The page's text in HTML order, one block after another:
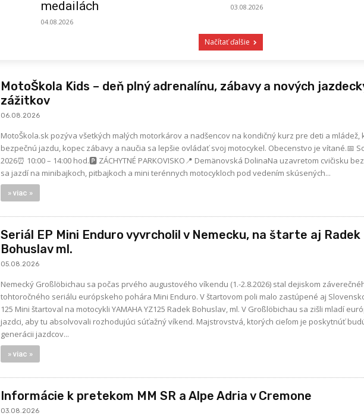
medailách
04.08.2026
03.08.2026
Načítať ďalšie
MotoŠkola Kids – deň plný adrenalínu, zábavy a nových
zážitkov
06.08.2026
MotoŠkola.sk pozýva všetkých malých motorkárov a nadšencov na kondičný kurz pre deti a mládež,
bezpečnú jazdu, kopec zábavy a naučia sa lepšie ovládať svoj motocykel. Obecenstvo je vítané.📅
2026⏰ 10:00 – 14:00 hod.🅿️ ZÁCHYTNÉ PARKOVISKO📍 Demänovská DolinaNa uzavretom cvičisku
sa jazdí na minibajkoch, pitbajkoch a mini terénnych motocykloch pod vedením skúsených...
» viac »
Seriál EP Mini Enduro vyvrcholil v Nemecku, na štarte aj Radek
Bohuslav ml.
05.08.2026
Nemecký Großlöbichau sa počas prvého augustového víkendu (1.-2.8.2026) stal dejiskom
tohtoročného seriálu európskeho pohára Mini Enduro. V štartovom poli malo zastúpené aj
125 Mini štartoval na motocykli YAMAHA YZ125 Radek Bohuslav, ml. V Großlöbichau sa zišli mladí európski enduro
jazdci, aby tu absolvovali rozhodujúci súťažný víkend. Majstrovstvá, ktorých cieľom je poskytnúť
generácii jazdcov...
» viac »
Informácie k pretekom MM SR a Alpe Adria v Cremone
03.08.2026